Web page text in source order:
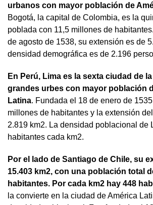
urbanos con mayor población de
Bogotá, la capital de Colombia, es la
poblada con 11,5 millones de
de agosto de 1538, su extensión es de
densidad demográfica es de 2.196
En Perú, Lima es la sexta ciudad de
grandes urbes con mayor población
Latina. Fundada el 18 de enero de
millones de habitantes y la extensión
2.819 km2. La densidad poblacional de
habitantes cada km2.
Por el lado de Santiago de Chile, su
15.403 km2, con una población total
habitantes. Por cada km2 hay 448
la convierte en la ciudad de América